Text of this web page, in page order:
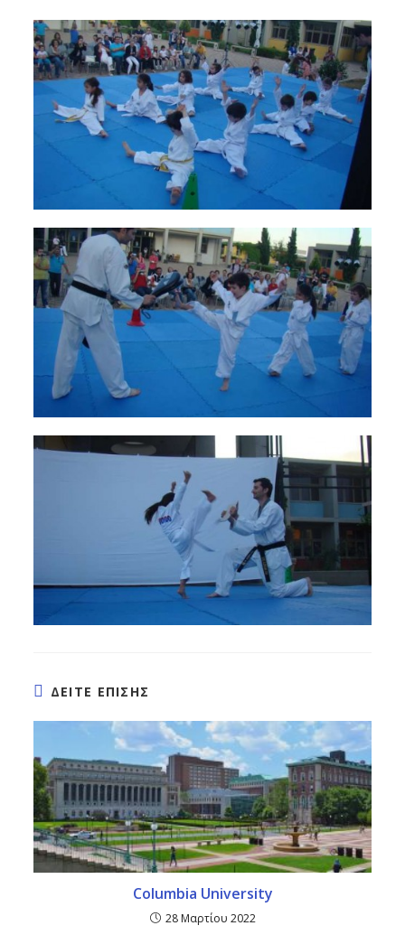
ΔΕΙΤΕ ΕΠΙΣΗΣ
Columbia University
28 Μαρτίου 2022